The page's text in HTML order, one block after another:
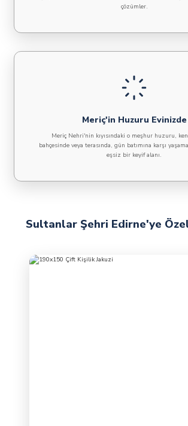
çözümler.
Meriç'in Huzuru Evinizde
Meriç Nehri'nin kıyısındaki o meşhur huzuru,
bahçesinde veya terasında, gün batımına karşı
eşsiz bir keyif alanı.
Sultanlar Şehri Edirne'ye